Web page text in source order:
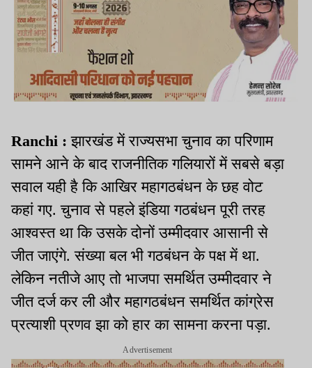
Ranchi :झारखंड में राज्यसभा चुनाव का परिणाम
सामने आने के बाद राजनीतिक गलियारों में सबसे बड़ा
सवाल यही है कि आखिर महागठबंधन के छह वोट
कहां गए. चुनाव से पहले इंडिया गठबंधन पूरी तरह
आश्वस्त था कि उसके दोनों उम्मीदवार आसानी से
जीत जाएंगे. संख्या बल भी गठबंधन के पक्ष में था.
लेकिन नतीजे आए तो भाजपा समर्थित उम्मीदवार ने
जीत दर्ज कर ली और महागठबंधन समर्थित कांग्रेस
प्रत्याशी प्रणव झा को हार का सामना करना पड़ा.
Advertisement